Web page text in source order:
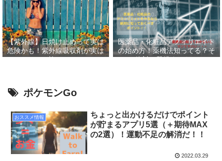
【紫外線】日焼け止めって実は
危険かも！紫外線吸収剤が実は
怖い
医薬品・化粧品アフィリエイト
の始め方！薬機法知ってる？そ
して絶対に登録すべきASP６
ポケモンGo
おススメ情報
ちょっと出かけるだけでポイント
が貯まるアプリ5選（＋期待MAX
の2選）！運動不足の解消だ！！
2022.03.29